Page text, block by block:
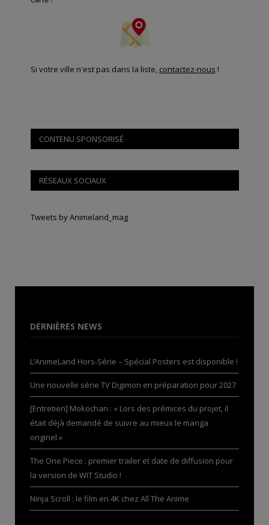
Si votre ville n'est pas dans la liste, contactez-nous !
CONTENU SPONSORISÉ
RÉSEAUX SOCIAUX
Tweets by Animeland_mag
DERNIÈRES NEWS
L’AnimeLand Hors-Série – Spécial Posters est disponible !
Une nouvelle série TV Digimon en préparation pour 2027
[Entretien] Mokochan : « Lors des prémices du projet, il
était déjà demandé de suivre au mieux le manga
originel.»
The One Piece : premier trailer et date de diffusion pour
la version de WIT Studio !
Ninja Scroll : le film en 4K chez All The Anime